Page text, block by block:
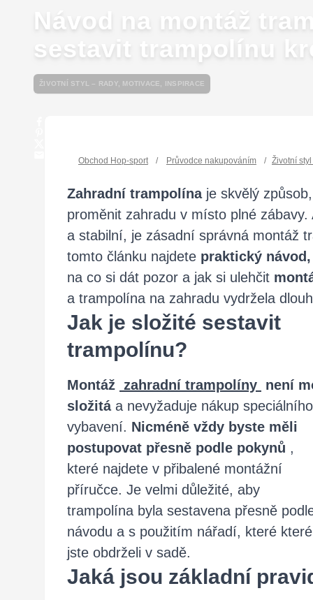
Návod na montáž
sestavit trampolínu
ŽIVOTNÍ STYL – RADY, MOTIVACE, INSPIRACE
Obchod Hop-sport / Průvodce nakupováním / Životní
Zahradní trampolínaje skvělý
proměnit zahradu v místo plné
a stabilní, je zásadní správná montáž
tomto článku najdete praktický
na co si dát pozor a jak si ulehčit
a trampolína na zahradu vydržela
Jak je složité sestavit
trampolínu?
Montáž zahradní trampolíny není
složitá a nevyžaduje nákup speciálního
vybavení. Nicméně vždy byste měli
postupovat přesně podle pokynů ,
které najdete v přibalené montážní
příručce. Je velmi důležité, aby
trampolína byla sestavena přesně
návodu a s použitím nářadí, které které
jste obdrželi v sadě.
Jaká jsou základní